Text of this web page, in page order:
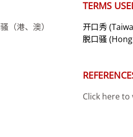
（港、澳）
TERMS
开口秀
脱口骚
Click here